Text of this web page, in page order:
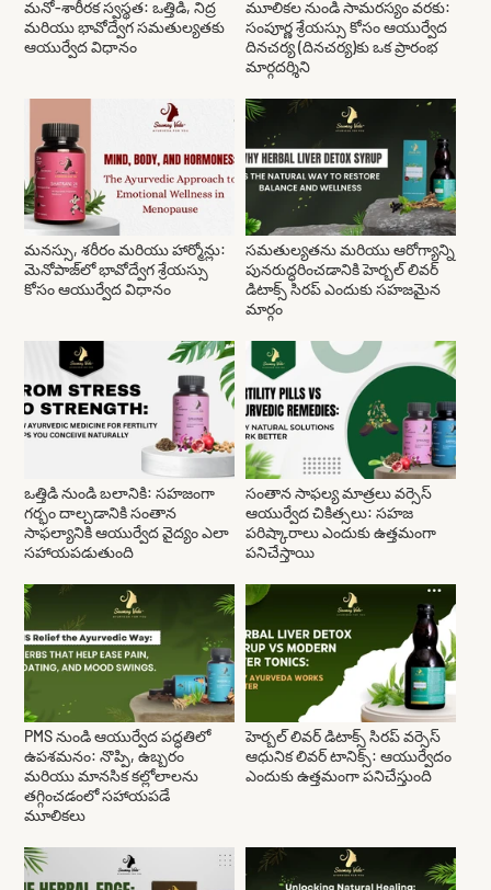
మనో-శారీరక స్వస్థత: ఒత్తిడి, నిద్ర
మరియు భావోద్వేగ సమతుల్యతకు
ఆయుర్వేద విధానం
మూలికల నుండి సామరస్యం వరకు:
సంపూర్ణ శ్రేయస్సు కోసం ఆయుర్వేద
దినచర్య (దినచర్య)కు ఒక ప్రారంభ
మార్గదర్శిని
మనస్సు, శరీరం మరియు హార్మోన్లు:
మెనోపాజ్‌లో భావోద్వేగ శ్రేయస్సు
కోసం ఆయుర్వేద విధానం
సమతుల్యతను మరియు ఆరోగ్యాన్ని
పునరుద్ధరించడానికి హెర్బల్ లివర్
డిటాక్స్ సిరప్ ఎందుకు సహజమైన
మార్గం
ఒత్తిడి నుండి బలానికి: సహజంగా
గర్భం దాల్చడానికి సంతాన
సాఫల్యానికి ఆయుర్వేద వైద్యం ఎలా
సహాయపడుతుంది
సంతాన సాఫల్య మాత్రలు వర్సెస్
ఆయుర్వేద చికిత్సలు: సహజ
పరిష్కారాలు ఎందుకు ఉత్తమంగా
పనిచేస్తాయి
PMS నుండి ఆయుర్వేద పద్ధతిలో
ఉపశమనం: నొప్పి, ఉబ్బరం
మరియు మానసిక కల్లోలాలను
తగ్గించడంలో సహాయపడే
మూలికలు
హెర్బల్ లివర్ డిటాక్స్ సిరప్ వర్సెస్
ఆధునిక లివర్ టానిక్స్: ఆయుర్వేదం
ఎందుకు ఉత్తమంగా పనిచేస్తుంది